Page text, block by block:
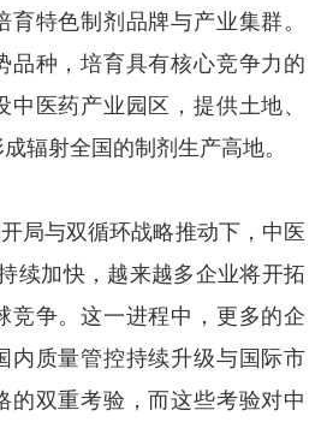
特色制剂品牌与产业集群。
品种，培育具有核心竞争力的
医药产业园区，提供土地、
辐射全国的制剂生产高地。
开局与双循环战略推动下，中医
续加快，越来越多企业将开拓
竞争。这一进程中，更多的企
内质量管控持续升级与国际市
的双重考验，而这些考验对中